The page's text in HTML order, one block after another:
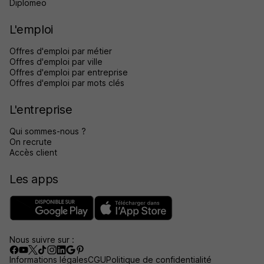
Diplomeo
L'emploi
Offres d'emploi par métier
Offres d'emploi par ville
Offres d'emploi par entreprise
Offres d'emploi par mots clés
L'entreprise
Qui sommes-nous ?
On recrute
Accès client
Les apps
Nous suivre sur :
Informations légalesCGUPolitique de confidentialité